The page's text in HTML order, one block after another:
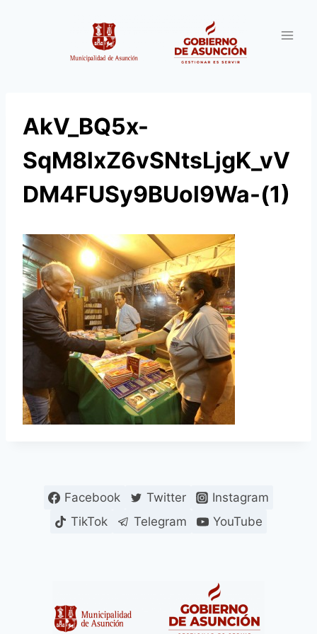
AkV_BQ5x-
SqM8lxZ6vSNtsLjgK_vV
DM4FUSy9BUol9Wa-(1)
Facebook Twitter
Instagram
TikTok
Telegram YouTube